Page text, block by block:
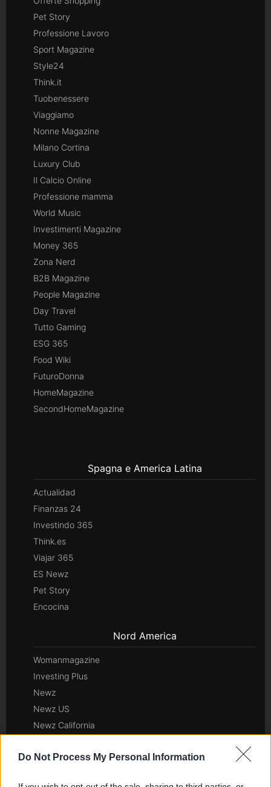
Do Not Process My Personal Information
Pet Story
Professione Lavoro
Sport Magazine
Style24
Think.it
Tuobenessere
Viaggiamo
Nonne Magazine
Milano Cortina
Luxury Club
Il Calcio Online
Professione mamma
World Music
Investimenti Magazine
Money 365
Zona Nerd
B2B Magazine
People Magazine
Day Travel
Tutto Gaming
ESG 365
Food Wiki
FuturoDonna
HomeMagazine
SecondHomeMagazine
Spagna e America Latina
Actualidad
Finanzas 24
Investindo 365
Think.es
Viajar 365
ES Newz
Pet Story
Encocina
Nord America
Womanmagazine
Investing Plus
Newz
Newz US
Newz California
Newz Florida